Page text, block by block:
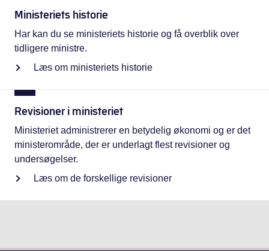
Ministeriets historie
Har kan du se ministeriets historie og få overblik over
tidligere ministre.
Læs om ministeriets historie
Revisioner i ministeriet
Ministeriet administrerer en betydelig økonomi og er det
ministerområde, der er underlagt flest revisioner og
undersøgelser.
Læs om de forskellige revisioner